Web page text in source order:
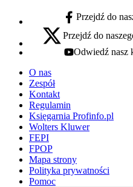
facebook - otwiera się
Przejdź do
x - otwiera się w nowej karcie
Przejdź do
youtube - otwiera się w
Odwiedź nasz
O nas
Zespół
Kontakt
Regulamin
Księgarnia Profinfo.pl
Wolters Kluwer
FEPI
FPOP
Mapa strony
Polityka prywatności
Pomoc